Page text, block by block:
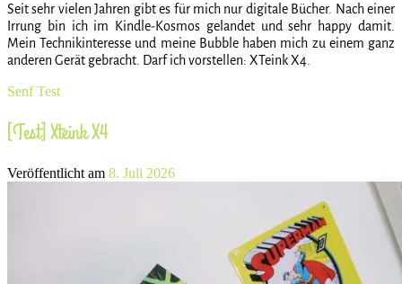
Seit sehr vielen Jahren gibt es für mich nur digitale Bücher. Nach einer
Irrung bin ich im Kindle-Kosmos gelandet und sehr happy damit.
Mein Technikinteresse und meine Bubble haben mich zu einem ganz
anderen Gerät gebracht. Darf ich vorstellen: XTeink X4.
Senf Test
[Test] Xteink X4
Veröffentlicht am 8. Juli 2026